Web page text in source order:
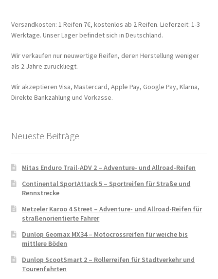
Versandkosten: 1 Reifen 7€, kostenlos ab 2 Reifen. Lieferzeit: 1-3
Werktage. Unser Lager befindet sich in Deutschland.
Wir verkaufen nur neuwertige Reifen, deren Herstellung weniger
als 2 Jahre zurückliegt.
Wir akzeptieren Visa, Mastercard, Apple Pay, Google Pay, Klarna,
Direkte Bankzahlung und Vorkasse.
Neueste Beiträge
Mitas Enduro Trail-ADV 2 – Adventure- und Allroad-Reifen
Continental SportAttack 5 – Sportreifen für Straße und
Rennstrecke
Metzeler Karoo 4 Street – Adventure- und Allroad-Reifen für
straßenorientierte Fahrer
Dunlop Geomax MX34 – Motocrossreifen für weiche bis
mittlere Böden
Dunlop ScootSmart 2 – Rollerreifen für Stadtverkehr und
Tourenfahrten